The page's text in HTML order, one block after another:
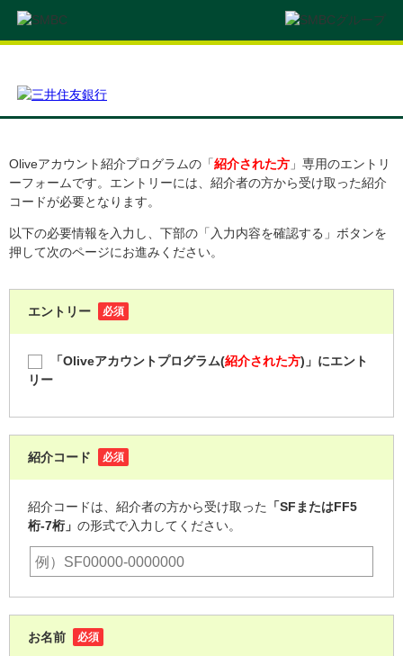
Oliveアカウント紹介プログラムの「紹介された方 」専用のエントリ
ーフォームです。エントリーには、紹介者の方から受け取った紹介
コードが必要となります。
以下の必要情報を入力し、下部の「入力内容を確認する」ボタンを
押して次のページにお進みください。
エントリー 必須
「Oliveアカウントプログラム(紹介された方)」にエント
リー
紹介コード 必須
紹介コードは、紹介者の方から受け取った
「SFまたはFF5
桁-7桁」 の形式で入力してください。
お名前 必須